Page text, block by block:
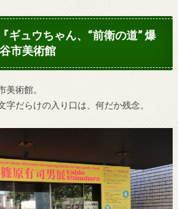
ギュウちゃん、“前衛の道” 爆
市美術館
美術館。
字だらけの入り口は、何だか残念。